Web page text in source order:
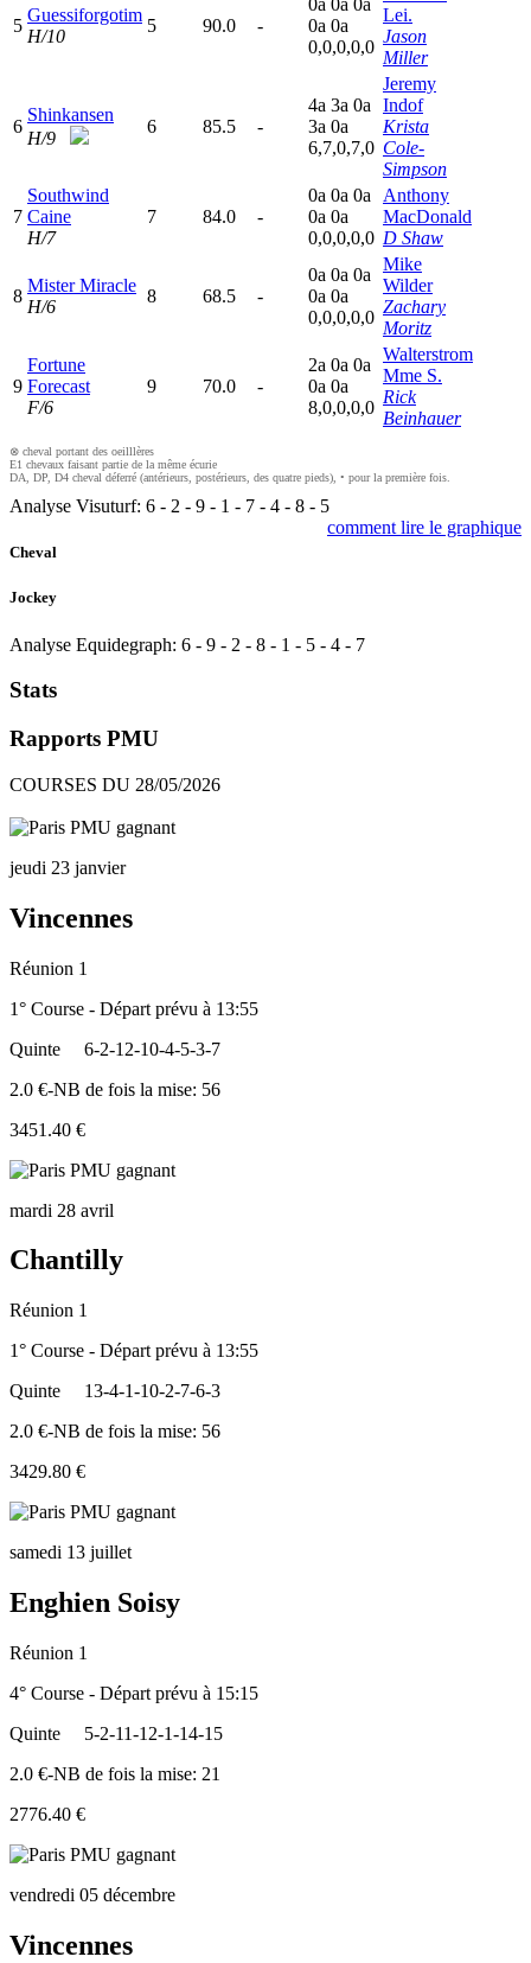
5
Guessiforgotim
H/10
5 90.0 -
0a 0a 0a
0a 0a
0,0,0,0,0
Lei.
Jason
Miller
6
Shinkansen
H/9
6 85.5 -
4a 3a 0a
3a 0a
6,7,0,7,0
Jeremy
Indof
Krista
Cole-
Simpson
7
Southwind
Caine
H/7
7 84.0 -
0a 0a 0a
0a 0a
0,0,0,0,0
Anthony
MacDonald
D Shaw
8
Mister Miracle
H/6
8 68.5 -
0a 0a 0a
0a 0a
0,0,0,0,0
Mike
Wilder
Zachary
Moritz
9
Fortune
Forecast
F/6
9 70.0 -
2a 0a 0a
0a 0a
8,0,0,0,0
Walterstrom
Mme S.
Rick
Beinhauer
⊗ cheval portant des oeilllères
E1 chevaux faisant partie de la même écurie
DA, DP, D4 cheval déferré (antérieurs, postérieurs, des quatre pieds), • pour la première fois.
Analyse Visuturf: 6 - 2 - 9 - 1 - 7 - 4 - 8 - 5
comment lire le graphique
Cheval
Jockey
Analyse Equidegraph: 6 - 9 - 2 - 8 - 1 - 5 - 4 - 7
Stats
Rapports PMU
COURSES DU 28/05/2026
jeudi 23 janvier
Vincennes
Réunion 1
1° Course - Départ prévu à 13:55
Quinte
6-2-12-10-4-5-3-7
2.0 €-NB de fois la mise: 56
3451.40 €
mardi 28 avril
Chantilly
Réunion 1
1° Course - Départ prévu à 13:55
Quinte
13-4-1-10-2-7-6-3
2.0 €-NB de fois la mise: 56
3429.80 €
samedi 13 juillet
Enghien Soisy
Réunion 1
4° Course - Départ prévu à 15:15
Quinte
5-2-11-12-1-14-15
2.0 €-NB de fois la mise: 21
2776.40 €
vendredi 05 décembre
Vincennes